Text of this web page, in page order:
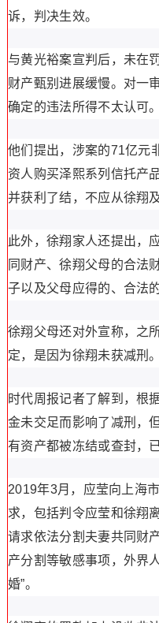
诉，判决生效。
与黄光裕案宣判后，未在
财产甄别进展缓慢。对一
确定的违法所得不太认可。
他们提出，涉案的71亿元
资人购买泽熙系列信托产
并获利了结，不应从徐翔
此外，徐翔家人还提出，
同财产、徐翔父母的合法
子以及父母应得的、合法
徐翔父母还对外宣称，之
定，是因为徐翔未获减刑。
时代周报记者了解到，根
金未交足而影响了减刑，
有资产都被冻结或查封，
2019年3月，应莹向上海
求，包括判令应莹和徐翔
请求依法分割夫妻共同财
产分割等敏感事项，外界
婚”。